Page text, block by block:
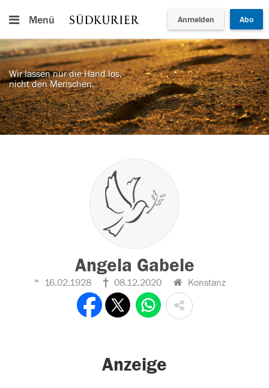
Menü Anmelden Abo
Wir lassen nur die Hand los,
nicht den Menschen.
Angela Gabele
16.02.1928 08.12.2020 Konstanz
Anzeige